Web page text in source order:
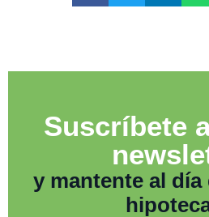
Suscríbete
y mantente al día